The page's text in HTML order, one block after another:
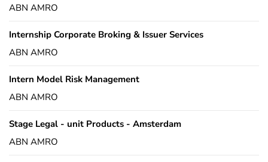
ABN AMRO
Internship Corporate Broking & Issuer Services
ABN AMRO
Intern Model Risk Management
ABN AMRO
Stage Legal - unit Products - Amsterdam
ABN AMRO